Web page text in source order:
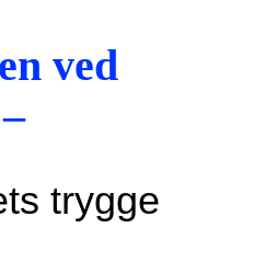
ved
trygge